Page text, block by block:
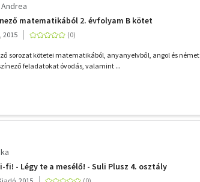
matematikából 2. évfolyam B kötet
2015
sorozat kötetei matematikából, anyanyelvből, angol és német
feladatokat óvodás, valamint ...
fi! - Légy te a mesélő! - Suli Plusz 4. osztály